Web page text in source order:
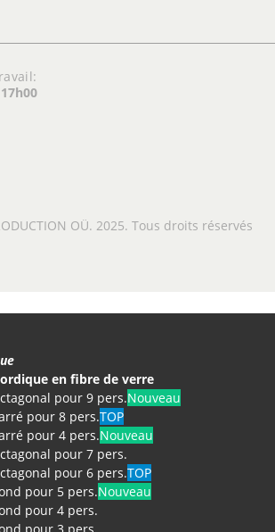
OÜ. 2025. Tous droits réservés
en fibre de verre
pour 9 pers.Nouveau
pour 8 pers.TOP
pour 4 pers.Nouveau
pour 7 pers.
pour 6 pers.TOP
pour 5 pers.Nouveau
pour 4 pers.